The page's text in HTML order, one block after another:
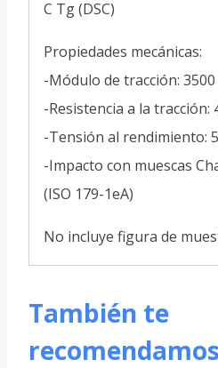
C Tg (DSC)
Propiedades mecánicas:
-Módulo de tracción: 3500
-Resistencia a la tracción:
-Tensión al rendimiento:
-Impacto con muescas
(ISO 179-1eA)
No incluye figura de
También te